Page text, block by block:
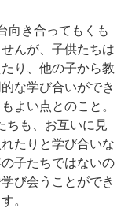
向き合ってもくも
んが、子供たちは
り、他の子から教
な学び合いができ
よい点とのこと。
ちも、お互いに見
たりと学び合いな
子たちではないの
び会うことができ
。